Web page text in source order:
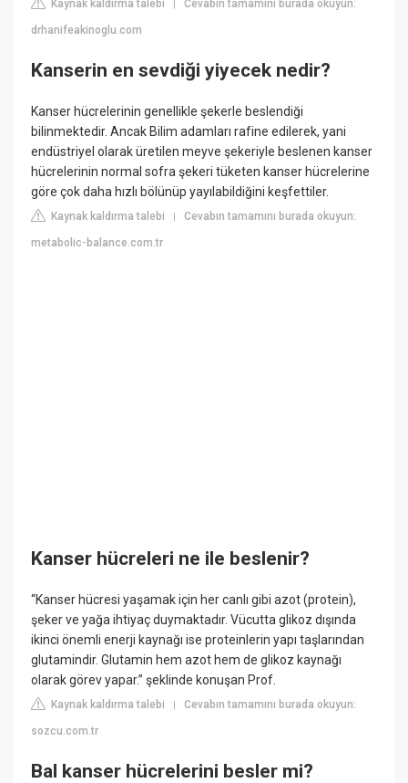
Kaynak kaldırma talebi |Cevabın tamamını burada okuyun:
drhanifeakinoglu.com
Kanserin en sevdiği yiyecek nedir?
Kanser hücrelerinin genellikle şekerle beslendiği
bilinmektedir. Ancak Bilim adamları rafine edilerek, yani
endüstriyel olarak üretilen meyve şekeriyle beslenen kanser
hücrelerinin normal sofra şekeri tüketen kanser hücrelerine
göre çok daha hızlı bölünüp yayılabildiğini keşfettiler.
Kaynak kaldırma talebi |Cevabın tamamını burada okuyun:
metabolic-balance.com.tr
Kanser hücreleri ne ile beslenir?
“Kanser hücresi yaşamak için her canlı gibi azot (protein),
şeker ve yağa ihtiyaç duymaktadır. Vücutta glikoz dışında
ikinci önemli enerji kaynağı ise proteinlerin yapı taşlarından
glutamindir. Glutamin hem azot hem de glikoz kaynağı
olarak görev yapar.” şeklinde konuşan Prof.
Kaynak kaldırma talebi |Cevabın tamamını burada okuyun:
sozcu.com.tr
Bal kanser hücrelerini besler mi?